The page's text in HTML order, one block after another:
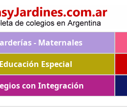
- Maternales
Educación Especial
con Integración